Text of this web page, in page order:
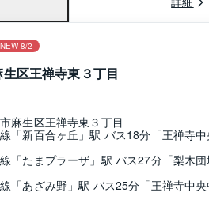
NEW 8/2
区王禅寺東３丁目
麻生区王禅寺東３丁目
「新百合ヶ丘」駅 バス18分「王禅寺
「たまプラーザ」駅 バス27分「梨木
「あざみ野」駅 バス25分「王禅寺中